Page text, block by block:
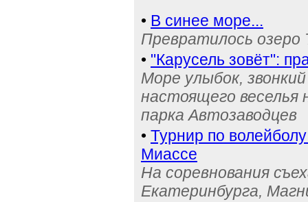
• В синее море...
Превратилось озеро
• "Карусель зовёт":
Море улыбок,
настоящего веселья
парка Автозаводцев
• Турнир по
Миассе
На соревнования
Екатеринбурга,